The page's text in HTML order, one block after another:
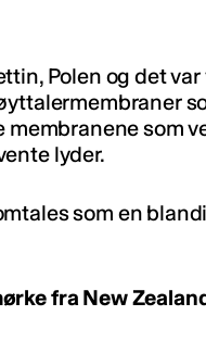
Polen og det
som
lyder.
som en
fra New